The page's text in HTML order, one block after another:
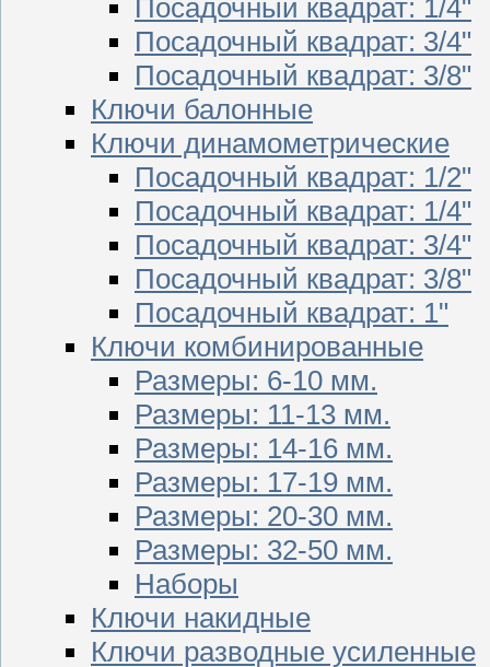
Посадочный квадрат: 1/4"
Посадочный квадрат: 3/4"
Посадочный квадрат: 3/8"
Ключи балонные
Ключи динамометрические
Посадочный квадрат: 1/2"
Посадочный квадрат: 1/4"
Посадочный квадрат: 3/4"
Посадочный квадрат: 3/8"
Посадочный квадрат: 1"
Ключи комбинированные
Размеры: 6-10 мм.
Размеры: 11-13 мм.
Размеры: 14-16 мм.
Размеры: 17-19 мм.
Размеры: 20-30 мм.
Размеры: 32-50 мм.
Наборы
Ключи накидные
Ключи разводные усиленные